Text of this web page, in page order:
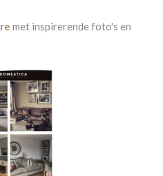
met inspirerende foto's en